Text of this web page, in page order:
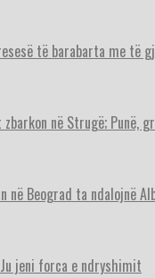
të barabarta me të
në Strugë; Punë,
në Beograd ta ndalojnë
jeni forca e ndryshimit